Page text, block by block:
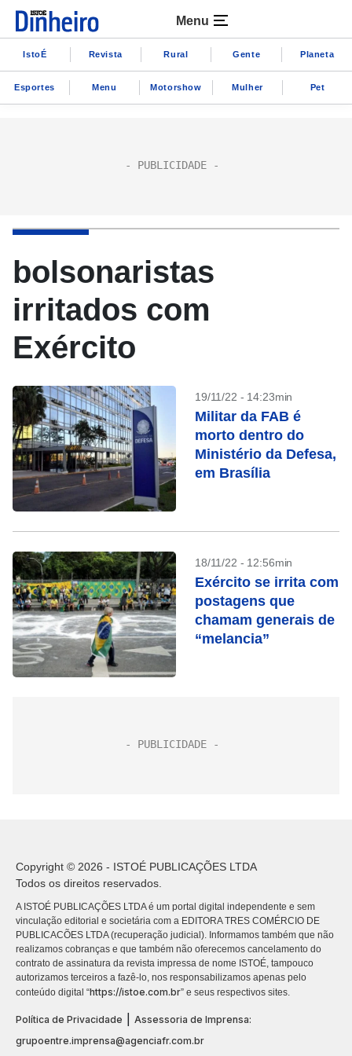
Menu
IstoÉ Revista Rural Gente Planeta
Esportes Menu Motorshow Mulher Pet
bolsonaristas
irritados com
Exército
19/11/22 - 14:23min
Militar da FAB é
morto dentro do
Ministério da Defesa,
em Brasília
18/11/22 - 12:56min
Exército se irrita com
postagens que
chamam generais de
“melancia”
Copyright © 2026 - ISTOÉ PUBLICAÇÕES LTDA
Todos os direitos reservados.
A ISTOÉ PUBLICAÇÕES LTDA é um portal digital independente e sem
vinculação editorial e societária com a EDITORA TRES COMÉRCIO DE
PUBLICACÕES LTDA (recuperação judicial). Informamos também que não
realizamos cobranças e que também não oferecemos cancelamento do
contrato de assinatura da revista impressa de nome ISTOÉ, tampouco
autorizamos terceiros a fazê-lo, nos responsabilizamos apenas pelo
conteúdo digital “https://istoe.com.br” e seus respectivos sites.
Política de Privacidade
Assessoria de Imprensa:
grupoentre.imprensa@agenciafr.com.br